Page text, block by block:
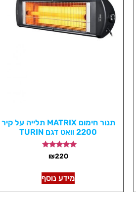
תנור חימום MATRIX תלייה על קיר
2200 וואט דגם TURIN
דורג
5.00
₪220
מידע נוסף